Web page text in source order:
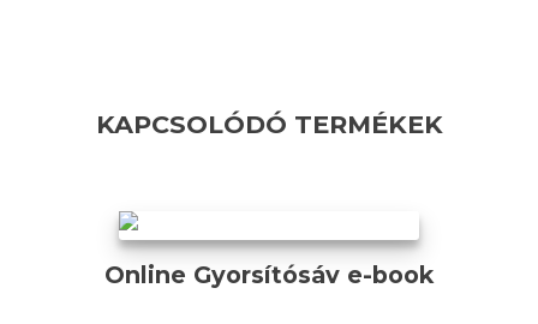
KAPCSOLÓDÓ TERMÉKEK
Online Gyorsítósáv e-book